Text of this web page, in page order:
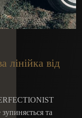
лінійка від
та